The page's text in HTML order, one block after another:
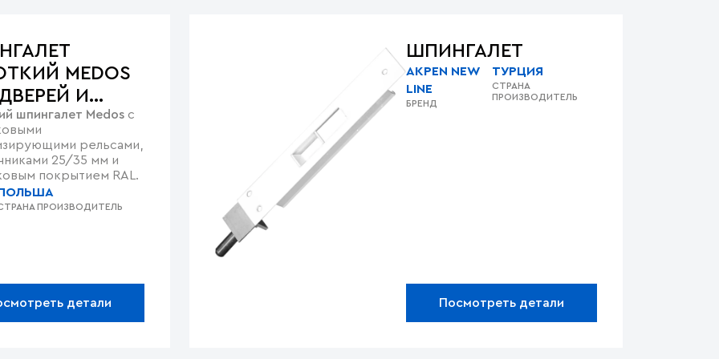
MEDOS
И
шпингалет Medos
рельсами,
25/35 мм и
покрытием RAL.
ПРОИЗВОДИТЕЛЬ
детали
ШПИНГАЛЕТ
AKPEN NEW
LINE
БРЕНД
ТУРЦИЯ
СТРАНА
ПРОИЗВОДИТЕЛЬ
Посмотреть детали